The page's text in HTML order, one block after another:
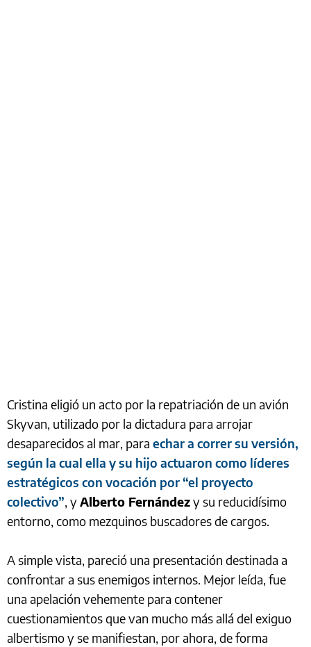
Cristina eligió un acto por la repatriación de un avión
Skyvan, utilizado por la dictadura para arrojar
desaparecidos al mar, para echar a correr su versión,
según la cual ella y su hijo actuaron como líderes
estratégicos con vocación por “el proyecto
colectivo”, yAlberto Fernándezy su reducidísimo
entorno, como mezquinos buscadores de cargos.
A simple vista, pareció una presentación destinada a
confrontar a sus enemigos internos. Mejor leída, fue
una apelación vehemente para contener
cuestionamientos que van mucho más allá del exiguo
albertismo y se manifiestan, por ahora, de forma